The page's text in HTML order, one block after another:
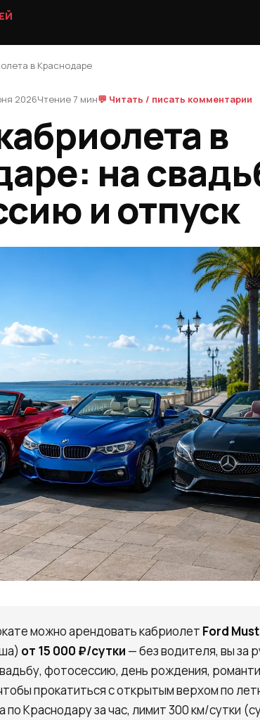
в Краснодаре
2026Чтение 7 мин💬 Читать / писать комментарии
в
на
и отпуск
можно арендовать кабриолет Ford
от 15 000 ₽/сутки — без водителя, вы за
фотосессию, день рождения,
прокатиться с открытым верхом по
Краснодару за час, лимит 300 км/сутки